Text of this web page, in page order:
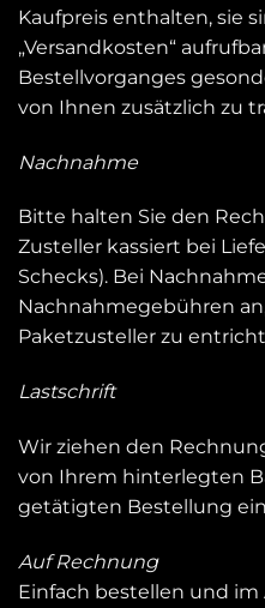
Kaufpreis enthalten, sie
„Versandkosten“
Bestellvorganges
von Ihnen zusätzlich zu
Nachnahme
Bitte halten Sie den
Zusteller kassiert bei
Schecks). Bei
Nachnahmegebühren
Paketzusteller zu
Lastschrift
Wir ziehen den
von Ihrem hinterlegten
getätigten Bestellung
Auf Rechnung
Einfach bestellen und